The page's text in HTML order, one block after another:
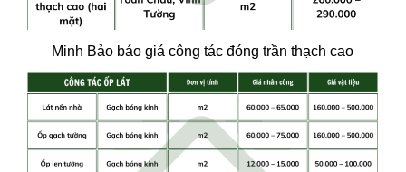
Minh Bảo báo giá công tác đóng trần thạch cao